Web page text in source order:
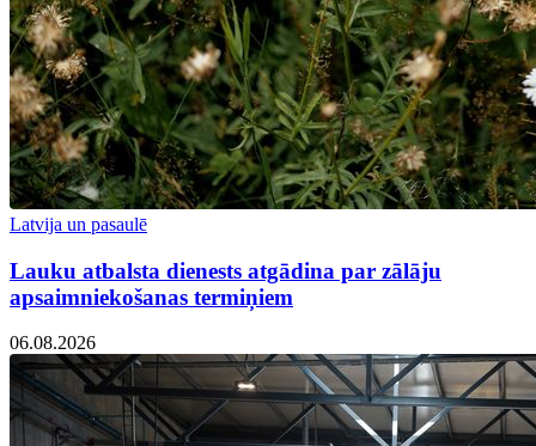
Latvija un pasaulē
Lauku atbalsta dienests atgādina par zālāju
apsaimniekošanas termiņiem
06.08.2026